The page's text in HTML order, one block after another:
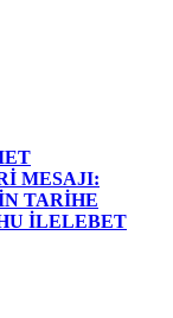
MESAJI:
TARİHE
İLELEBET